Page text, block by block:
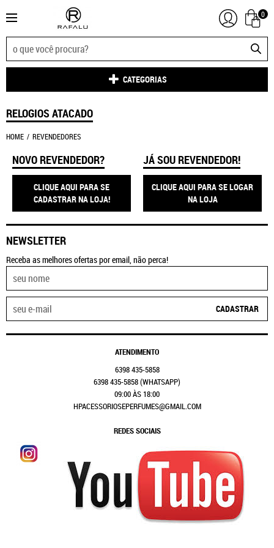
0
CATEGORIAS
RELOGIOS ATACADO
HOME REVENDEDORES
NOVO REVENDEDOR?
CLIQUE AQUI PARA SE
CADASTRAR NA LOJA!
JÁ SOU REVENDEDOR!
CLIQUE AQUI PARA SE LOGAR
NA LOJA
NEWSLETTER
Receba as melhores ofertas por email, não perca!
CADASTRAR
ATENDIMENTO
6398435-5858
6398435-5858(WHATSAPP)
09:00 ÀS 18:00
HPACESSORIOSEPERFUMES@GMAIL.COM
REDES SOCIAIS